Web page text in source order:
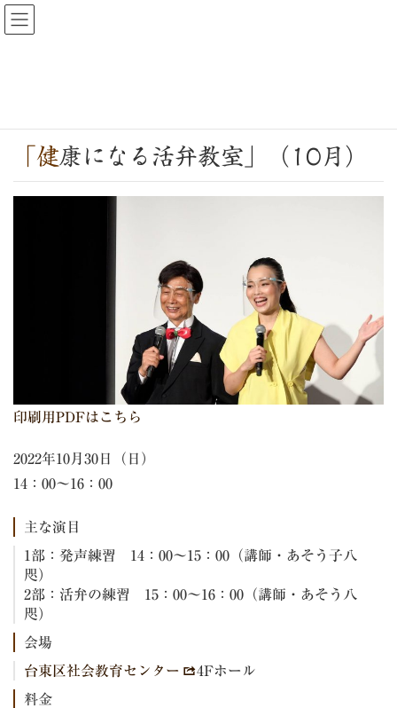
「健康になる活弁教室」（10月）
印刷用PDFはこちら
2022年10月30日（日）
14：00～16：00
主な演目
1部：発声練習 14：00～15：00（講師・あそう子八
咫）
2部：活弁の練習 15：00～16：00（講師・あそう八
咫）
会場
台東区社会教育センター
4Fホール
料金